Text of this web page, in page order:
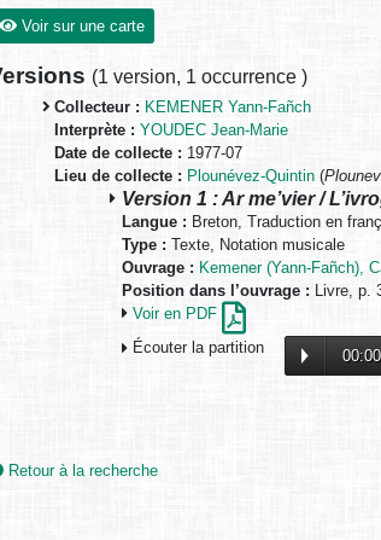
Voir sur une carte
(1 version, 1 occurrence )
Collecteur : KEMENER Yann-Fañch
Interprète : YOUDEC Jean-Marie
Date de collecte : 1977-07
Lieu de collecte : Plounévez-Quintin (
Version 1 : Ar me’vier /
Langue : Breton, Traduction en
Type :Texte, Notation musicale
Ouvrage : Kemener (Yann-Fañch),
Position dans l’ouvrage : Livre, p.
Voir en PDF
Écouter la partition
00:00
Retour à la recherche